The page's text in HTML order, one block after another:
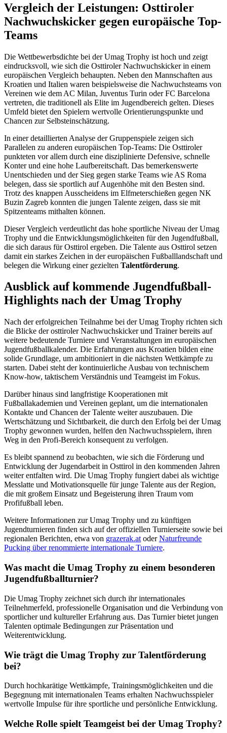
Vergleich der Leistungen: Osttiroler
Nachwuchskicker gegen europäische Top-
Teams
Die Wettbewerbsdichte bei der Umag Trophy ist hoch und zeigt
eindrucksvoll, wie sich die Osttiroler Nachwuchskicker in einem
europäischen Vergleich behaupten. Neben den Mannschaften aus
Kroatien und Italien waren beispielsweise die Nachwuchsteams von
Vereinen wie dem AC Milan, Juventus Turin oder FC Barcelona
vertreten, die traditionell als Elite im Jugendbereich gelten. Dieses
Umfeld bietet den Spielern wertvolle Orientierungspunkte und
Chancen zur Selbsteinschätzung.
In einer detaillierten Analyse der Gruppenspiele zeigen sich
Parallelen zu anderen europäischen Top-Teams: Die Osttiroler
punkteten vor allem durch eine disziplinierte Defensive, schnelle
Konter und eine hohe Laufbereitschaft. Das bemerkenswerte
Unentschieden und der Sieg gegen starke Teams wie AS Roma
belegen, dass sie sportlich auf Augenhöhe mit den Besten sind.
Trotz des knappen Ausscheidens im Elfmeterschießen gegen NK
Buzin Zagreb konnten die jungen Talente zeigen, dass sie mit
Spitzenteams mithalten können.
Dieser Vergleich verdeutlicht das hohe sportliche Niveau der Umag
Trophy und die Entwicklungsmöglichkeiten für den Jugendfußball,
die sich daraus für Osttirol ergeben. Die Talente aus Osttirol setzen
damit ein starkes Zeichen in der europäischen Fußballlandschaft und
belegen die Wirkung einer gezielten Talentförderung.
Ausblick auf kommende Jugendfußball-
Highlights nach der Umag Trophy
Nach der erfolgreichen Teilnahme bei der Umag Trophy richten sich
die Blicke der osttiroler Nachwuchskicker und Trainer bereits auf
weitere bedeutende Turniere und Veranstaltungen im europäischen
Jugendfußballkalender. Die Erfahrungen aus Kroatien bilden eine
solide Grundlage, um ambitioniert in die nächsten Wettkämpfe zu
starten. Dabei steht der kontinuierliche Ausbau von technischem
Know-how, taktischem Verständnis und Teamgeist im Fokus.
Darüber hinaus sind langfristige Kooperationen mit
Fußballakademien und Vereinen geplant, um die internationalen
Kontakte und Chancen der Talente weiter auszubauen. Die
Wertschätzung und Sichtbarkeit, die durch den Erfolg bei der Umag
Trophy gewonnen wurden, helfen den Nachwuchsspielern, ihren
Weg in den Profi-Bereich konsequent zu verfolgen.
Es bleibt spannend zu beobachten, wie sich die Förderung und
Entwicklung der Jugendarbeit in Osttirol in den kommenden Jahren
weiter entfalten wird. Die Umag Trophy fungiert dabei als wichtige
Messlatte und Motivationsquelle für junge Talente aus der Region,
die mit großem Einsatz und Begeisterung ihren Traum vom
Profifußball leben.
Weitere Informationen zur Umag Trophy und zu künftigen
Jugendturnieren finden sich auf der offiziellen Turnierseite sowie bei
regionalen Berichten, etwa von grazerak.at oderNaturfreunde
Pucking über renommierte internationale Turniere.
Was macht die Umag Trophy zu einem besonderen
Jugendfußballturnier?
Die Umag Trophy zeichnet sich durch ihr internationales
Teilnehmerfeld, professionelle Organisation und die Verbindung von
sportlicher und kultureller Erfahrung aus. Das Turnier bietet jungen
Talenten optimale Bedingungen zur Präsentation und
Weiterentwicklung.
Wie trägt die Umag Trophy zur Talentförderung
bei?
Durch hochkarätige Wettkämpfe, Trainingsmöglichkeiten und die
Begegnung mit internationalen Teams erhalten Nachwuchsspieler
wertvolle Impulse für ihre sportliche und persönliche Entwicklung.
Welche Rolle spielt Teamgeist bei der Umag Trophy?